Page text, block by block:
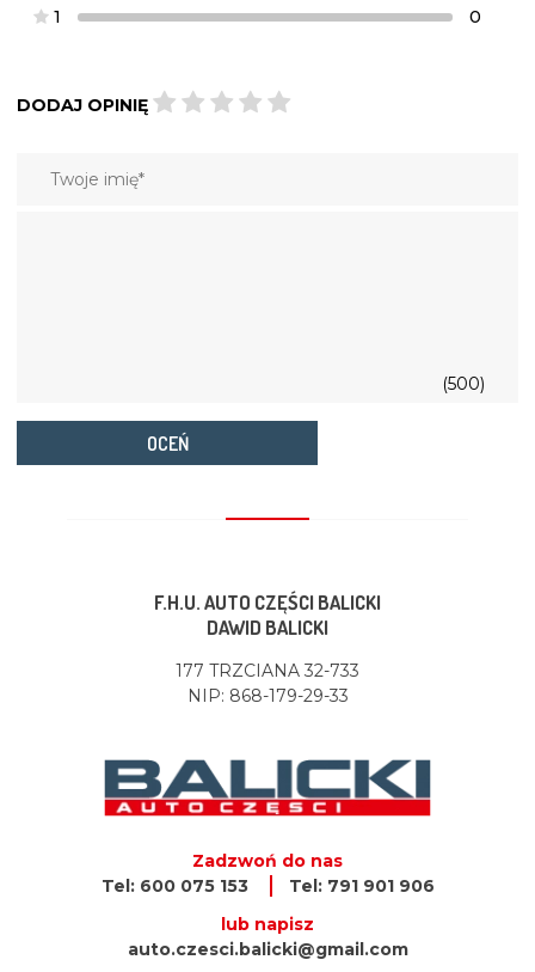
1 0
DODAJ OPINIĘ
(500)
OCEŃ
F.H.U. AUTO CZĘŚCI BALICKI
DAWID BALICKI
177 TRZCIANA 32-733
NIP: 868-179-29-33
Zadzwoń do nas
Tel: 600 075 153
Tel: 791 901 906
lub napisz
auto.czesci.balicki@gmail.com